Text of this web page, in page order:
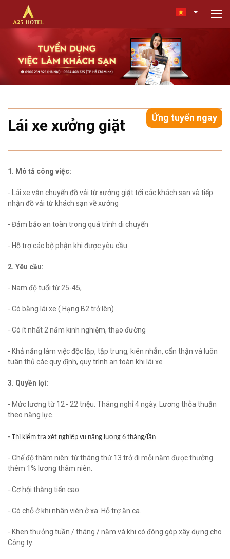
Ứng tuyển ngay
Lái xe xưởng giặt
1. Mô tả công việc:
- Lái xe vận chuyển đồ vải từ xưởng giặt tới các khách sạn và tiếp
nhận đồ vải từ khách sạn về xưởng
- Đảm bảo an toàn trong quá trình di chuyển
- Hỗ trợ các bộ phận khi được yêu cầu
2. Yêu cầu:
- Nam độ tuổi từ 25-45,
- Có bằng lái xe ( Hạng B2 trở lên)
- Có ít nhất 2 năm kinh nghiệm, thạo đường
- Khả năng làm việc độc lập, tập trung, kiên nhẫn, cẩn thận và luôn
tuân thủ các quy định, quy trình an toàn khi lái xe
3. Quyền lợi:
- Mức lương từ 12 - 22 triệu. Tháng nghỉ 4 ngày. Lương thỏa thuận
theo năng lực.
- Thi kiểm tra xét nghiệp vụ nâng lương 6 tháng/lần
- Chế độ thâm niên: từ tháng thứ 13 trở đi mỗi năm được thưởng
thêm 1% lương thâm niên.
- Cơ hội thăng tiến cao.
- Có chỗ ở khi nhân viên ở xa. Hỗ trợ ăn ca.
- Khen thưởng tuần / tháng / năm và khi có đóng góp xây dựng cho
Công ty.